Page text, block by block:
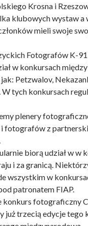
Krosna i
klubowych wystaw a
mieli swoje
Fotografów K-
w konkursach
Petzwalov,
tych konkursach
plenery
fotografów z
biorą udział w w
i za granicą.
wszystkim w
patronatem FIAP.
konkurs fotograficzny
już trzecią edycje tego